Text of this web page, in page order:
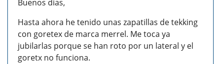
Buenos dias,
Hasta ahora he tenido unas zapatillas de tekking
con goretex de marca merrel. Me toca ya
jubilarlas porque se han roto por un lateral y el
goretx no funciona.